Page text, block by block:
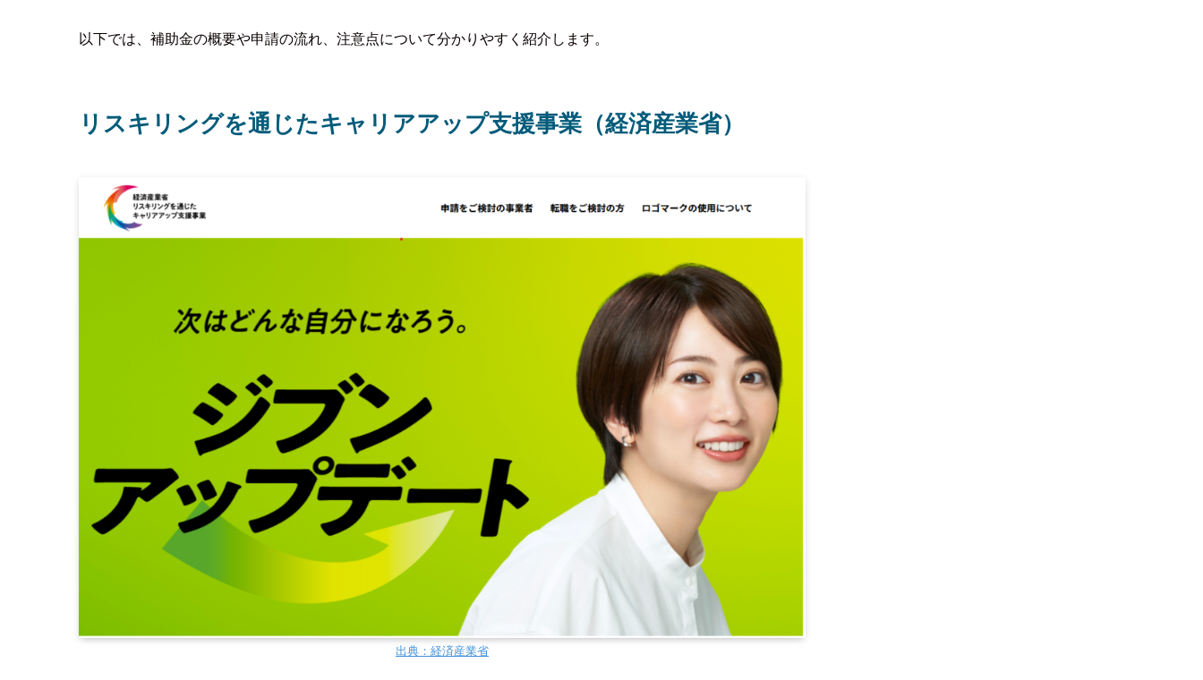
以下では、補助金の概要や申請の流れ、注意点について分かりやすく紹介します。
リスキリングを通じたキャリアアップ支援事業（経済産業省）
出典：経済産業省